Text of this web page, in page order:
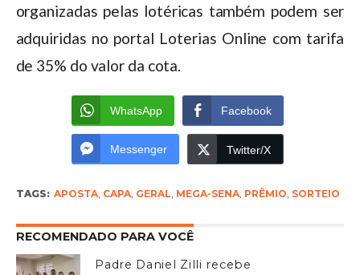
organizadas pelas lotéricas também podem ser
adquiridas no portal Loterias Online com tarifa
de 35% do valor da cota.
WhatsApp Facebook
Messenger Twitter/X
TAGS: APOSTA, CAPA, GERAL MEGA-SENA, PRÊMIO SORTEIO
RECOMENDADO PARA VOCÊ
Padre Daniel Zilli recebe